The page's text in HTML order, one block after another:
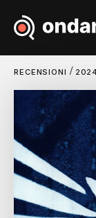
RECENSIONI / 2024